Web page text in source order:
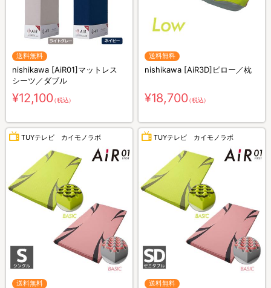
送料無料
nishikawa [AiR01]マットレス
シーツ／ダブル
¥12,100（税込）
送料無料
nishikawa [AiR3D]ピロー／枕
¥18,700（税込）
TUYテレビ カイモノラボ
送料無料
TUYテレビ カイモノラボ
送料無料